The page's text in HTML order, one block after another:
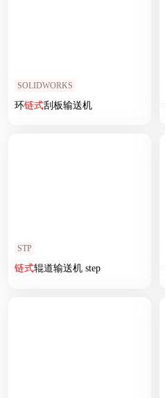
SOLIDWORKS
环链式刮板输送机
STP
链式辊道输送机 step